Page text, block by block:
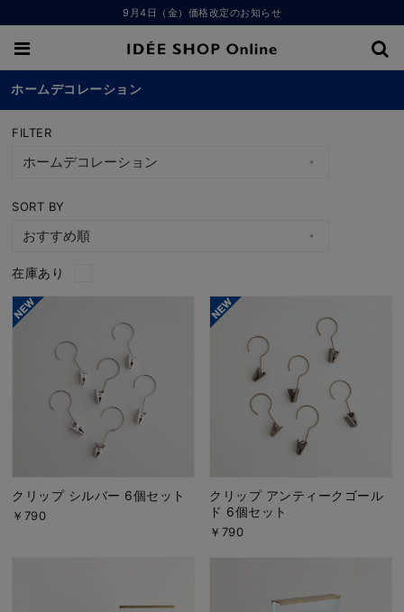
9月4日（金）価格改定のお知らせ
ホームデコレーション
FILTER
SORT BY
在庫あり
クリップ シルバー 6個セット
￥790
クリップ アンティークゴール
ド 6個セット
￥790